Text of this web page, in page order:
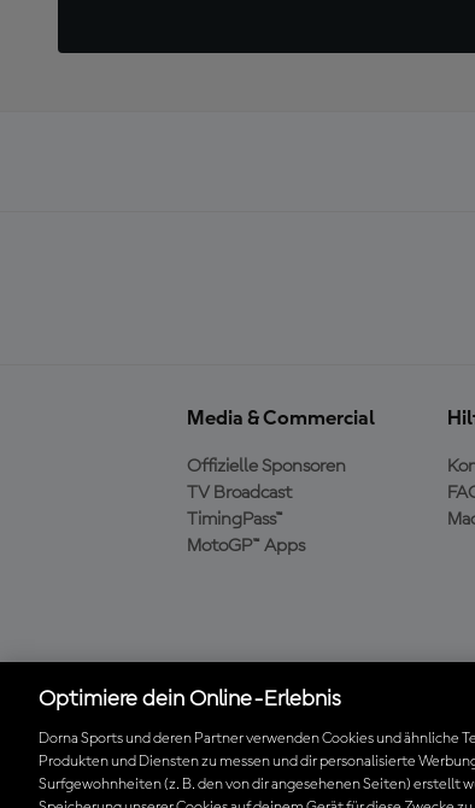
Media & Commercial
Offizielle Sponsoren
TV Broadcast
TimingPass™
MotoGP™ Apps
Die offizielle MotoGP™
© 2026 MotoGP Sports Entertainment Group. Alle Rechte
Optimiere dein Online-Erlebnis
Dorna Sports und deren Partner verwenden Cookies und
Produkten und Diensten zu messen und dir personalisierte
Surfgewohnheiten (z. B. den von dir angesehenen Seiten) erstellt